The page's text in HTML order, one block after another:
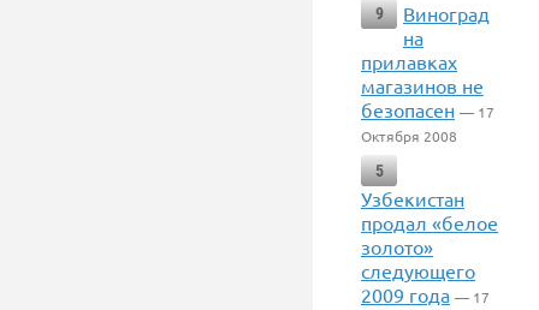
9
Виноград
на
прилавках
магазинов не
безопасен — 17
Октября 2008
5
Узбекистан
продал «белое
золото»
следующего
2009 года — 17